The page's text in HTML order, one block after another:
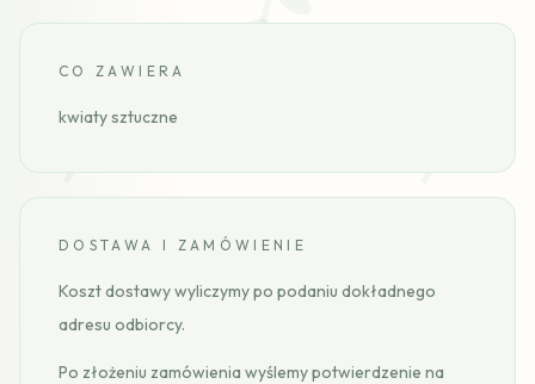
CO ZAWIERA
kwiaty sztuczne
DOSTAWA I ZAMÓWIENIE
Koszt dostawy wyliczymy po podaniu dokładnego
adresu odbiorcy.
Po złożeniu zamówienia wyślemy potwierdzenie na